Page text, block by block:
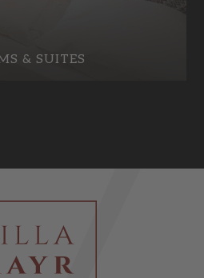
& SUITES